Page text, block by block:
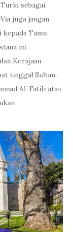
sebagai
juga jangan
Tamu
ini
Kerajaan
tinggal Sultan-
Al-Fatih atau